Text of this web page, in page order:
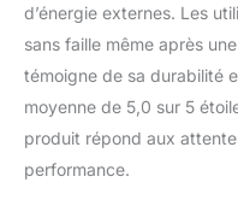
d’énergie externes. Les
sans faille même après
témoigne de sa durabilité
moyenne de 5,0 sur 5
produit répond aux
performance.